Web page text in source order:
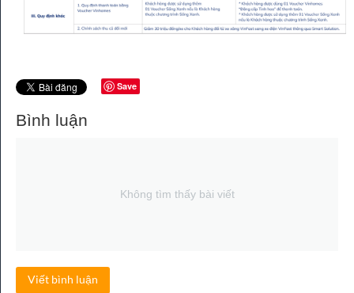
Save
Bình luận
Không tìm thấy bài viết
Viết bình luận